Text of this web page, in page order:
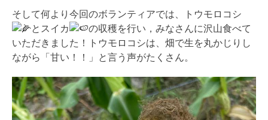
そして何より今回のボランティアでは、トウモロコシ
とスイカ
の収穫を行い，みなさんに沢山食べて
いただきました！トウモロコシは、畑で生を丸かじりし
ながら「甘い！！」と言う声がたくさん。